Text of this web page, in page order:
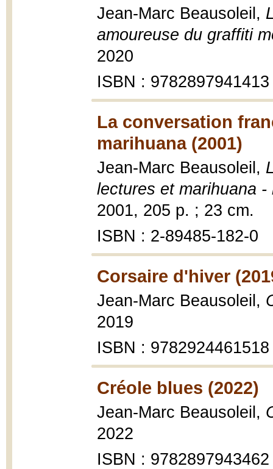
Jean-Marc Beausoleil,
amoureuse du graffiti
2020
ISBN : 9782897941413
La conversation
marihuana (2001)
Jean-Marc Beausoleil,
lectures et marihuana -
2001, 205 p. ; 23 cm.
ISBN : 2-89485-182-0
Corsaire d'hiver
Jean-Marc Beausoleil,
2019
ISBN : 9782924461518
Créole blues (2022)
Jean-Marc Beausoleil,
2022
ISBN : 9782897943462